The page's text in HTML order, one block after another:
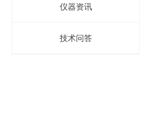
仪器资讯
技术问答